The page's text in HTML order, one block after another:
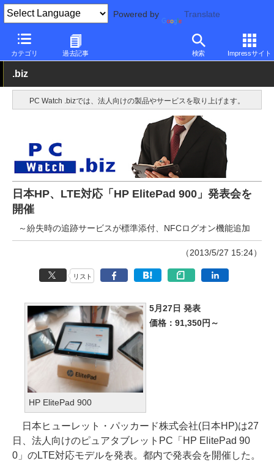
Powered by Translate
カテゴリ 過去記事 検索 Impressサイト
PC Watch パソコン/タブレット/スマートフォン タブレット
.biz
PC Watch .bizでは、法人向けの製品やサービスを取り上げます。
日本HP、LTE対応「HP ElitePad 900」発表会を
開催
～紛失時の追跡サービスが標準添付、NFCログオン機能追加
（2013/5/27 15:24）
リスト
HP ElitePad 900
5月27日 発表
価格：91,350円～
日本ヒューレット・パッカード株式会社(日本HP)は27
日、法人向けのピュアタブレットPC「HP ElitePad 90
0」のLTE対応モデルを発表。都内で発表会を開催した。